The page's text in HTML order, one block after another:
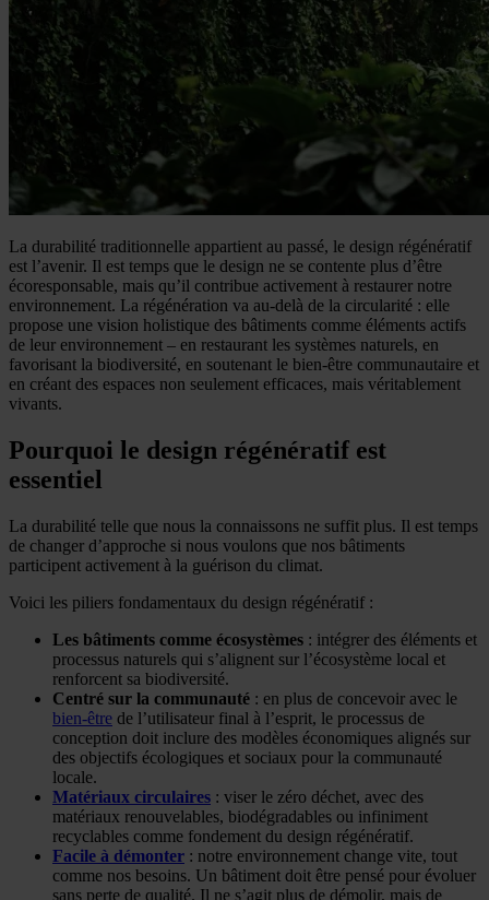
La durabilité traditionnelle appartient au passé, le design régénératif
est l’avenir. Il est temps que le design ne se contente plus d’être
écoresponsable, mais qu’il contribue activement à restaurer notre
environnement. La régénération va au-delà de la circularité : elle
propose une vision holistique des bâtiments comme éléments actifs
de leur environnement – en restaurant les systèmes naturels, en
favorisant la biodiversité, en soutenant le bien-être communautaire et
en créant des espaces non seulement efficaces, mais véritablement
vivants.
Pourquoi le design régénératif est
essentiel
La durabilité telle que nous la connaissons ne suffit plus. Il est temps
de changer d’approche si nous voulons que nos bâtiments
participent activement à la guérison du climat.
Voici les piliers fondamentaux du design régénératif :
Les bâtiments comme écosystèmes : intégrer des éléments et
processus naturels qui s’alignent sur l’écosystème local et
renforcent sa biodiversité.
Centré sur la communauté : en plus de concevoir avec le
bien-être de l’utilisateur final à l’esprit, le processus de
conception doit inclure des modèles économiques alignés sur
des objectifs écologiques et sociaux pour la communauté
locale.
Matériaux circulaires : viser le zéro déchet, avec des
matériaux renouvelables, biodégradables ou infiniment
recyclables comme fondement du design régénératif.
Facile à démonter : notre environnement change vite, tout
comme nos besoins. Un bâtiment doit être pensé pour évoluer
sans perte de qualité. Il ne s’agit plus de démolir, mais de